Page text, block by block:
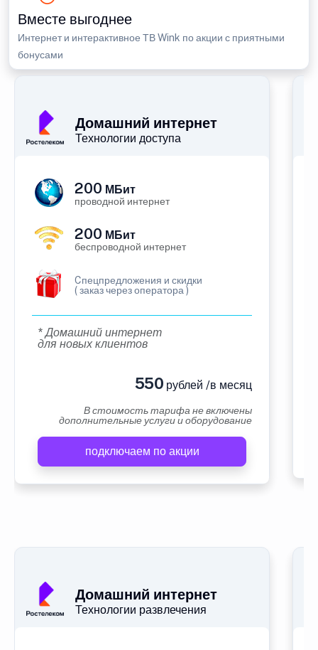
Вместе выгоднее
Интернет и интерактивное ТВ Wink по акции с приятными
бонусами
Домашний интернет
Технологии доступа
200 МБит
проводной интернет
200 МБит
беспроводной интернет
Cпецпредложения и скидки
( заказ через оператора )
* Домашний интернет
для новых клиентов
550 рублей /в месяц
В стоимость тарифа не включены
дополнительные услуги и оборудование
подключаем по акции
Домашний интернет
Технологии развлечения